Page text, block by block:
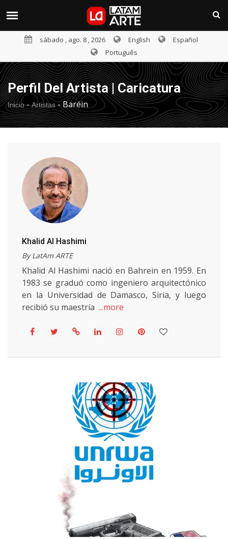
sábado , ago. 8 , 2026 English
Español
Português
Perfil Del Artista | Caricatura
Inicio- Artistas- Baréin
Khalid Al Hashimi
By LatAm ARTE
Khalid Al Hashimi nació en Bahrein en 1959. En
1983 se graduó como ingeniero arquitectónico
en la Universidad de Damasco, Siria, y luego
recibió su maestría ...more